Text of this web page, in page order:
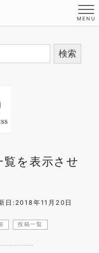
を表示させ
日:2018年11月20日
投稿一覧